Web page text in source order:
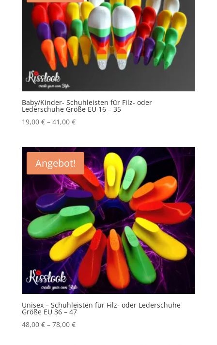
Baby/Kinder- Schuhleisten für Filz- oder
Lederschuhe Größe EU 16 – 35
19,00 €– 41,00 €
Angebot!
Unisex – Schuhleisten für Filz- oder Lederschuhe
Größe EU 36 – 47
48,00 €– 78,00 €